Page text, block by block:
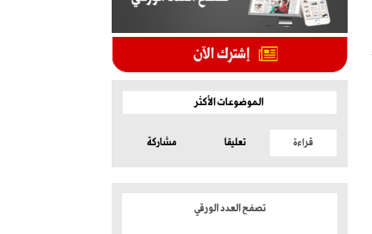
الموضوعات الأكثر
قراءة تعليقا مشاركة
تصفح العدد الورقي